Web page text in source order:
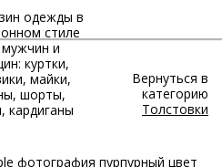
Вернуться в
категорию
Толстовки